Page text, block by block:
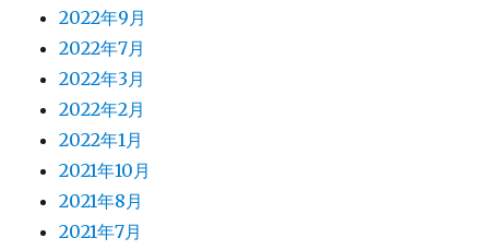
2022年9月
2022年7月
2022年3月
2022年2月
2022年1月
2021年10月
2021年8月
2021年7月